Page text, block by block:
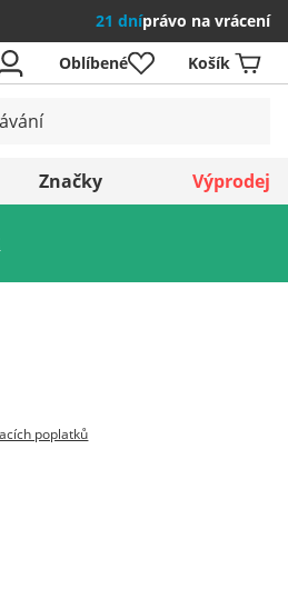
21 dníprávo na vrácení
Oblíbené Košík
Značky Výprodej
poplatků